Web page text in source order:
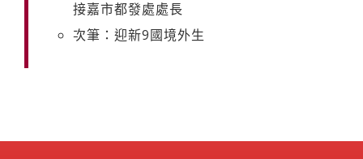
接嘉市都發處處長
次筆：迎新9國境外生